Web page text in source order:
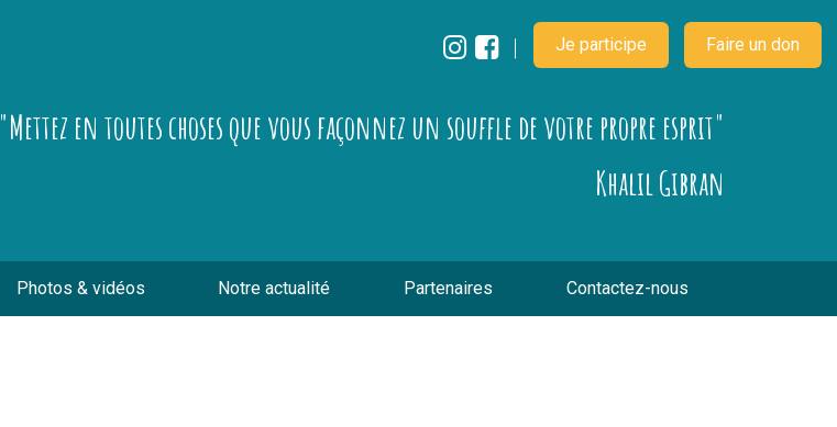
"Mettez en toutes choses que vous façonnez un souffle de votre propre esprit"
Khalil Gibran
Photos & vidéos Notre actualité Partenaires Contactez-nous
Je participe Faire un don